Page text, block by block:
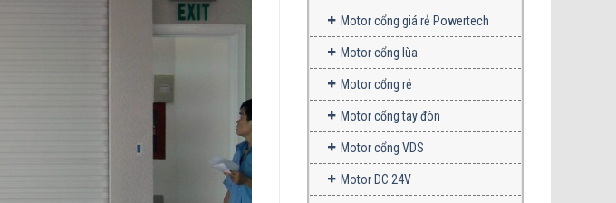
Motor cổng giá rẻ Powertech
Motor cổng lùa
Motor cổng rẻ
Motor cổng tay đòn
Motor cổng VDS
Motor DC 24V